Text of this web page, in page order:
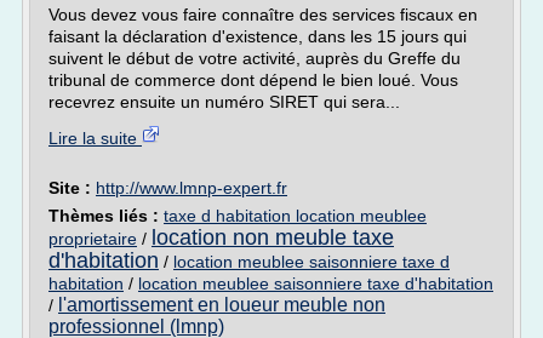
Vous devez vous faire connaître des services fiscaux en
faisant la déclaration d'existence, dans les 15 jours qui
suivent le début de votre activité, auprès du Greffe du
tribunal de commerce dont dépend le bien loué. Vous
recevrez ensuite un numéro SIRET qui sera...
Lire la suite
Site : http://www.lmnp-expert.fr
Thèmes liés : taxe d habitation location meublee
proprietaire / location non meuble taxe
d'habitation / location meublee saisonniere taxe d
habitation / location meublee saisonniere taxe d'habitation
/ l'amortissement en loueur meuble non
professionnel (lmnp)